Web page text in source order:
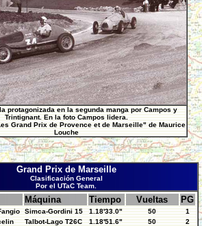
protagonizada en la segunda manga por Campos y
Trintignant. En la foto Campos lidera.
Grand Prix de Provence et de Marseille" de Maurice
Louche
Grand Prix de Marseille
Clasificación General
Por el UTaC Team.
Máquina Tiempo Vueltas PG
Simca-Gordini 15 1.18'33.0" 50
1
Talbot-Lago T26C 1.18'51.6" 50
2